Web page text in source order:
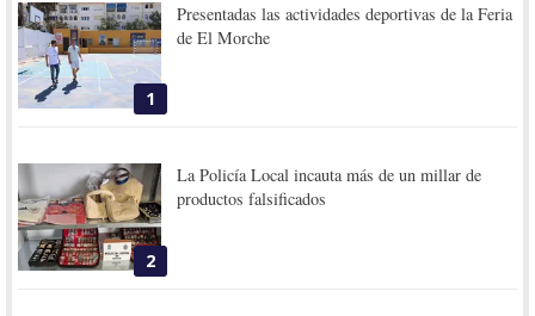
1
Presentadas las actividades deportivas de la Feria
de El Morche
2
La Policía Local incauta más de un millar de
productos falsificados